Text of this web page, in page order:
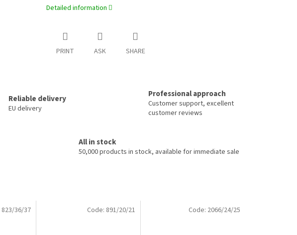
Detailed information
PRINT ASK SHARE
Reliable delivery
EU delivery
Professional approach
Customer support, excellent
customer reviews
All in stock
50,000 products in stock, available for immediate sale
823/36/37 Code: 891/20/21 Code: 2066/24/25